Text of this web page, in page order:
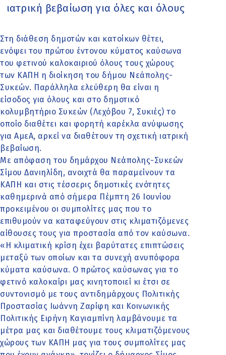
ιατρική βεβαίωση για όλες και όλους
Στη διάθεση δημοτών και κατοίκων θέτει,
ενόψει του πρώτου έντονου κύματος καύσωνα
του φετινού καλοκαιριού όλους τους χώρους
των ΚΑΠΗ η διοίκηση του δήμου Νεάπολης-
Συκεών. Παράλληλα ελεύθερη θα είναι η
είσοδος για όλους και στο δημοτικό
κολυμβητήριο Συκεών (Λεχόβου 7, Συκιές) το
οποίο διαθέτει και φορητή καρέκλα ανύψωσης
για ΑμεΑ, αρκεί να διαθέτουν τη σχετική ιατρική
βεβαίωση.
Με απόφαση του δημάρχου Νεάπολης-Συκεών
Σίμου Δανιηλίδη, ανοιχτά θα παραμείνουν τα
ΚΑΠΗ και στις τέσσερις δημοτικές ενότητες
καθημερινά από σήμερα Πέμπτη 26 Ιουνίου
προκειμένου οι συμπολίτες μας που το
επιθυμούν να καταφεύγουν στις κλιματιζόμενες
αίθουσες τους για προστασία από τον καύσωνα.
«Η κλιματική κρίση έχει βαρύτατες επιπτώσεις
μεταξύ των οποίων και τα συνεχή ανυπόφορα
κύματα καύσωνα. Ο πρώτος καύσωνας για το
φετινό καλοκαίρι μας κινητοποιεί κι έτσι σε
συντονισμό με τους αντιδημάρχους Πολιτικής
Προστασίας Ιωάννη Ζαρίφη και Κοινωνικής
Πολιτικής Ειρήνη Καγιαμπίνη λαμβάνουμε τα
μέτρα μας και διαθέτουμε τους κλιματιζόμενους
χώρους των ΚΑΠΗ μας για τους συμπολίτες μας